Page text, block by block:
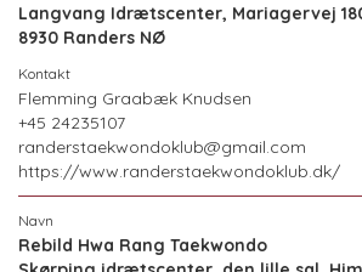
Langvang Idrætscenter, Mariagervej
8930 Randers NØ
Flemming Graabæk Knudsen
+45 24235107
randerstaekwondoklub@gmail.com
https://www.randerstaekwondoklub.dk/
Rebild Hwa Rang Taekwondo